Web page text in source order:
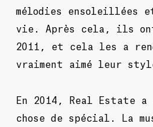
mélodies ensoleillées
vie. Après cela, ils ont
2011, et cela les a
vraiment aimé leur
En 2014, Real Estate
chose de spécial. La